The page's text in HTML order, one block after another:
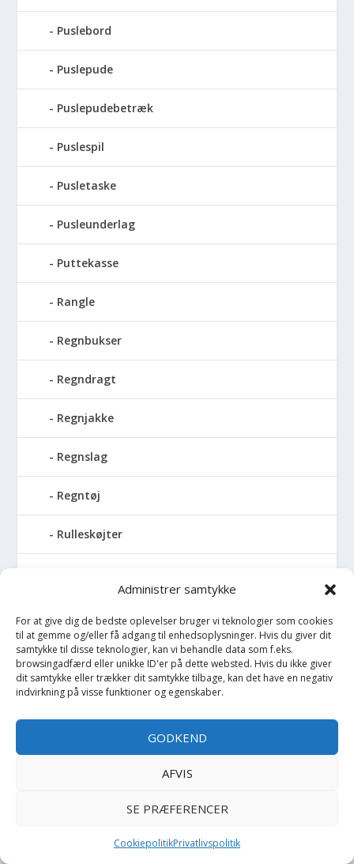
Administrer samtykke
For at give dig de bedste oplevelser bruger vi teknologier som cookies
til at gemme og/eller få adgang til enhedsoplysninger. Hvis du giver dit
samtykke til disse teknologier, kan vi behandle data som f.eks.
browsingadfærd eller unikke ID'er på dette websted. Hvis du ikke giver
dit samtykke eller trækker dit samtykke tilbage, kan det have en negativ
indvirkning på visse funktioner og egenskaber.
GODKEND
AFVIS
SE PRÆFERENCER
CookiepolitikPrivatlivspolitik
Puslebord
Puslepude
Puslepudebetræk
Puslespil
Pusletaske
Pusleunderlag
Puttekasse
Rangle
Regnbukser
Regndragt
Regnjakke
Regnslag
Regntøj
Rulleskøjter
Sandlegetøj
Savlesmæk
Sengelomme
Sengerand